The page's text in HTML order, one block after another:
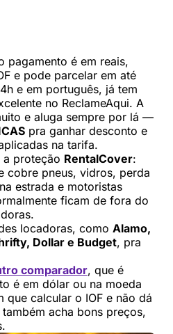
pagamento é em reais,
e pode parcelar em até
e em português, já tem
no ReclameAqui. A
e aluga sempre por lá —
pra ganhar desconto e
na tarifa.
a proteção RentalCover:
cobre pneus, vidros, perda
estrada e motoristas
ficam de fora do
locadoras, como Alamo,
Dollar e Budget, pra
comparador, que é
é em dólar ou na moeda
calcular o IOF e não dá
acha bons preços,